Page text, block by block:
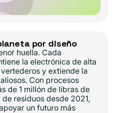
por diseño
huella. Cada
la electrónica de alta
y extiende la
Con procesos
de 1 millón de libras de
residuos desde 2021,
un futuro más